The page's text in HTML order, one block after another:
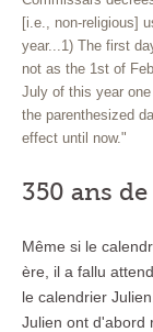
[i.e., non-religious]
year...1) The first
not as the 1st of
July of this year
the parenthesized
effect until now."
350 ans
Même si le
ère, il a fallu
le calendrier
Julien ont d'abord